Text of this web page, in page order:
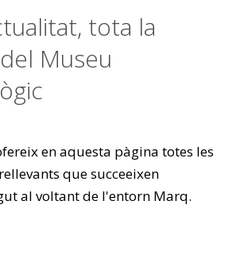
tota la
Museu
en aquesta pàgina totes les
que succeeixen
al voltant de l'entorn Marq.